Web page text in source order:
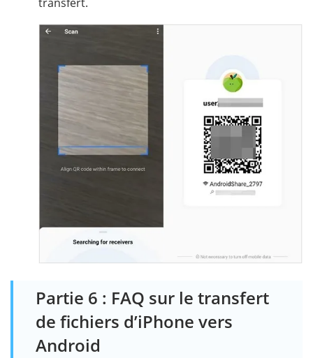
Partie 6 : FAQ sur le transfert
de fichiers d’iPhone vers
Android